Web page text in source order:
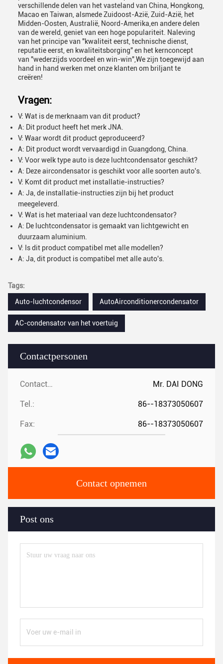
Contactpersonen
Contactpersonen: Mr. DAI DONG
Tel.: 86--18373050607
Fax: 86--18373050607
Contact opnemen
Post ons
verschillende delen van het vasteland van China, Hongkong,
Macao en Taiwan, alsmede Zuidoost-Azië, Zuid-Azië, het
Midden-Oosten, Australië, Noord-Amerika,en andere delen
van de wereld, geniet van een hoge populariteit. Naleving
van het principe van "kwaliteit eerst, technische dienst,
reputatie eerst, en kwaliteitsborging" en het kernconcept
van "wederzijds voordeel en win-win",We zijn toegewijd aan
hand in hand werken met onze klanten om briljant te
creëren!
Vragen:
V: Wat is de merknaam van dit product?
A: Dit product heeft het merk JNA.
V: Waar wordt dit product geproduceerd?
A: Dit product wordt vervaardigd in Guangdong, China.
V: Voor welk type auto is deze luchtcondensator geschikt?
A: Deze aircondensator is geschikt voor alle soorten auto's.
V: Komt dit product met installatie-instructies?
A: Ja, de installatie-instructies zijn bij het product
meegeleverd.
V: Wat is het materiaal van deze luchtcondensator?
A: De luchtcondensator is gemaakt van lichtgewicht en
duurzaam aluminium.
V: Is dit product compatibel met alle modellen?
A: Ja, dit product is compatibel met alle auto's.
Tags:
Auto-luchtcondensor
AutoAirconditionercondensator
AC-condensator van het voertuig